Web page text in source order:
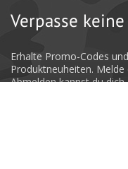
Verpasse
Erhalte Promo-Codes
Produktneuheiten.
Abmelden kannst du dich